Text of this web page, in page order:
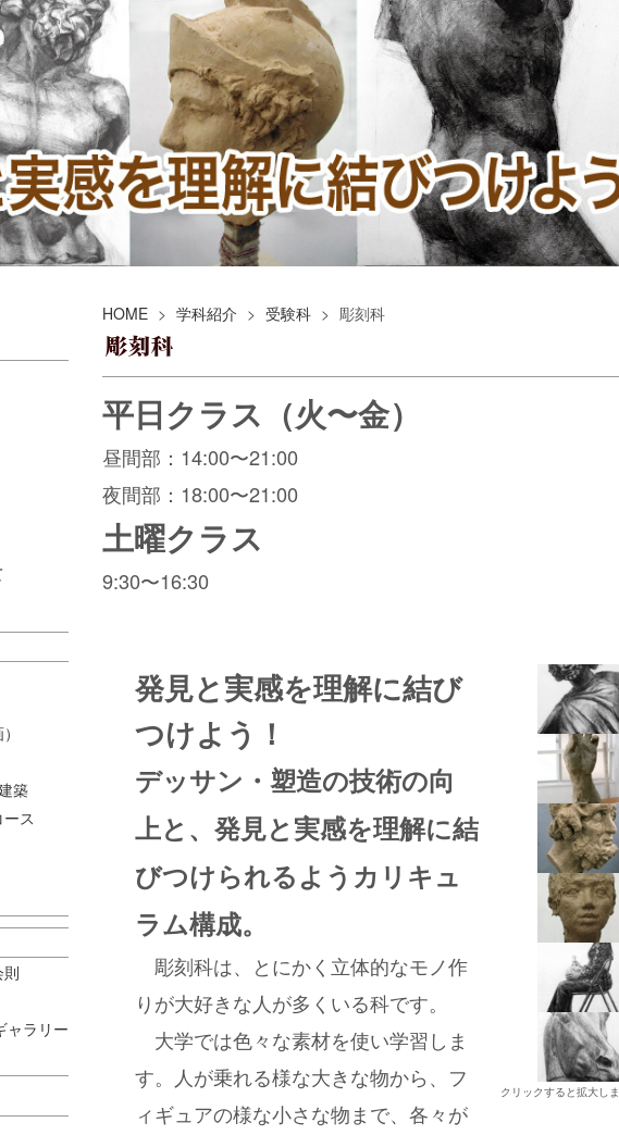
HOME > 学科紹介 > 受験科 > 彫刻科
平日クラス（火〜金）
昼間部：14:00〜21:00
夜間部：18:00〜21:00
土曜クラス
9:30〜16:30
発見と実感を理解に結び
つけよう！
デッサン・塑造の技術の向
上と、発見と実感を理解に結
びつけられるようカリキュ
ラム構成。
彫刻科は、とにかく立体的なモノ作
りが大好きな人が多くいる科です。
大学では色々な素材を使い学習しま
す。人が乗れる様な大きな物から、フ
ィギュアの様な小さな物まで、各々が
クリックすると拡大しま
築
ス
ャラリー